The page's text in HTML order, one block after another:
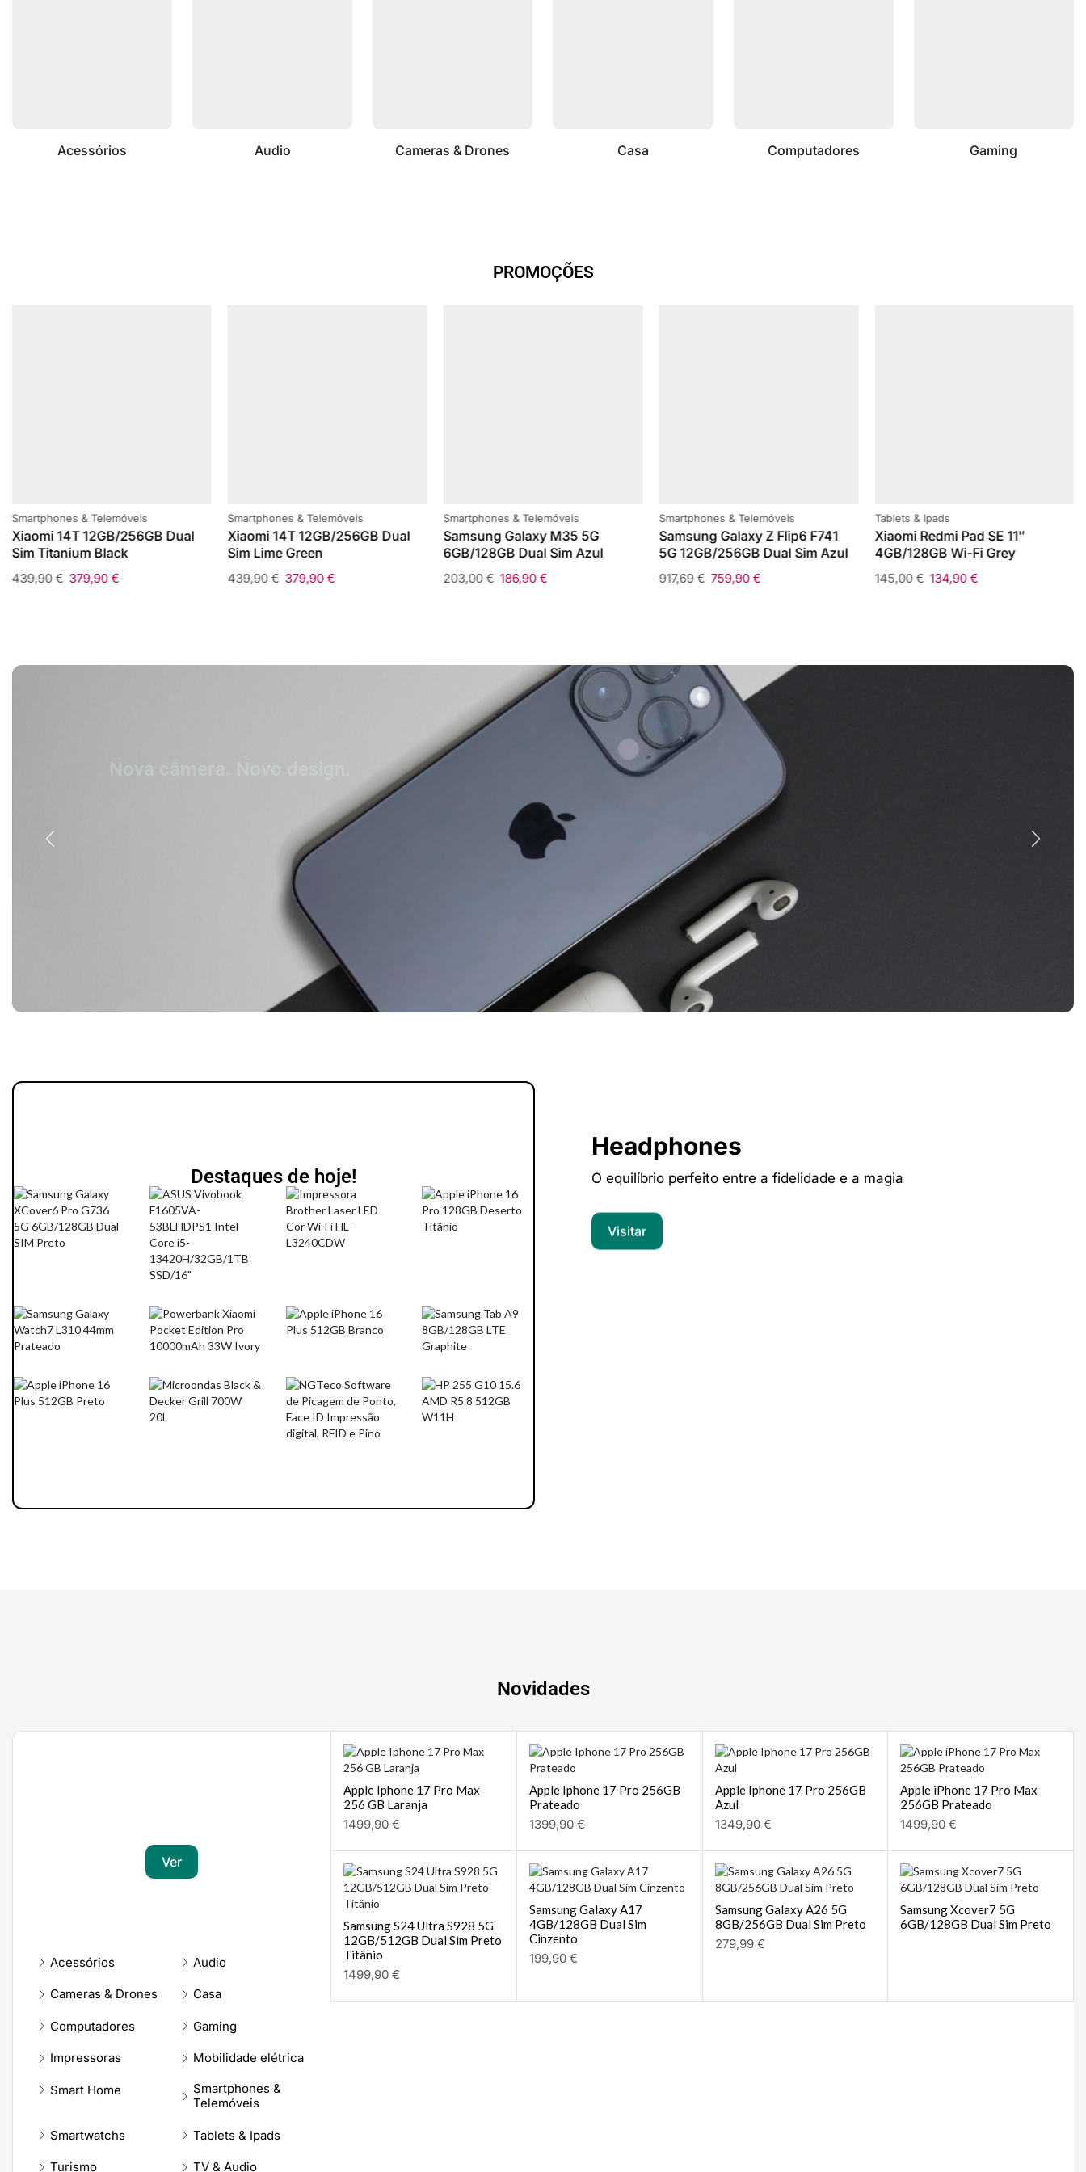
Acessórios Audio Cameras & Drones Casa Computadores Gaming
PROMOÇÕES
Smartphones & Telemóveis
Xiaomi 14T 12GB/256GB Dual
Sim Titanium Black
439,90€ 379,90€
Smartphones & Telemóveis
Xiaomi 14T 12GB/256GB Dual
Sim Lime Green
439,90€ 379,90€
Smartphones & Telemóveis
Samsung Galaxy M35 5G
6GB/128GB Dual Sim Azul
203,00€ 186,90€
Smartphones & Telemóveis
Samsung Galaxy Z Flip6 F741
5G 12GB/256GB Dual Sim Azul
917,69€ 759,90€
Tablets & Ipads
Xiaomi Redmi Pad SE 11″
4GB/128GB Wi-Fi Grey
145,00€ 134,90€
Titânio. Tão forte. Tão leve. Tão profissional.
Destaques de hoje!
Headphones
O equilíbrio perfeito entre a fidelidade e a magia
Visitar
Novidades
Ver
Acessórios Audio
Cameras & Drones Casa
Computadores Gaming
Impressoras Mobilidade elétrica
Smart Home
Smartphones &
Telemóveis
Smartwatchs Tablets & Ipads
Turismo TV & Audio
Apple Iphone 17 Pro Max
256 GB Laranja
1499,90€
Apple Iphone 17 Pro 256GB
Prateado
1399,90 €
Apple Iphone 17 Pro 256GB
Azul
1349,90 €
Apple iPhone 17 Pro Max
256GB Prateado
1499,90€
Samsung S24 Ultra S928 5G
12GB/512GB Dual Sim Preto
Titânio
1499,90€
Samsung Galaxy A17
4GB/128GB Dual Sim
Cinzento
199,90 €
Samsung Galaxy A26 5G
8GB/256GB Dual Sim Preto
279,99 €
Samsung Xcover7 5G
6GB/128GB Dual Sim Preto